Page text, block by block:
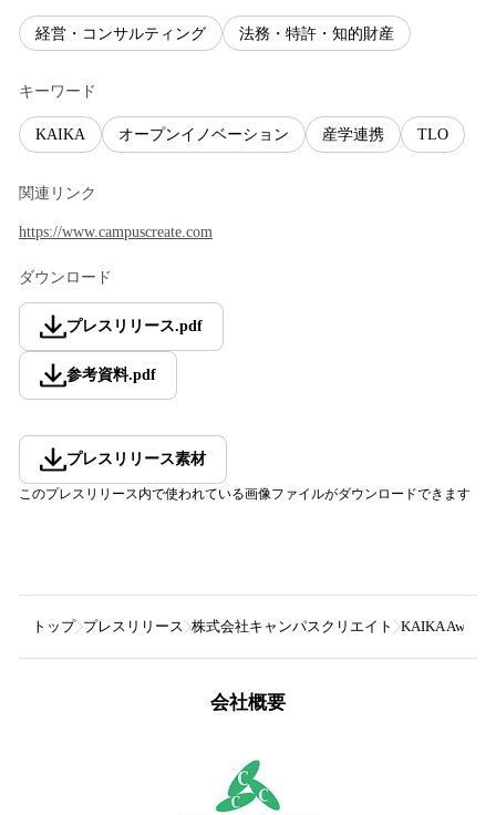
経営・コンサルティング 法務・特許・知的財産
キーワード
KAIKA オープンイノベーション 産学連携 TLO
関連リンク
https://www.campuscreate.com
ダウンロード
プレスリリース.pdf
参考資料.pdf
プレスリリース素材
このプレスリリース内で使われている画像ファイルがダウンロードできます
トップ プレスリリース 株式会社キャンパスクリエイト KAIKA
会社概要